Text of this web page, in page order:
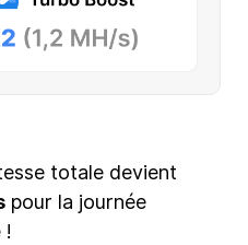
totale devient
pour la journée
!